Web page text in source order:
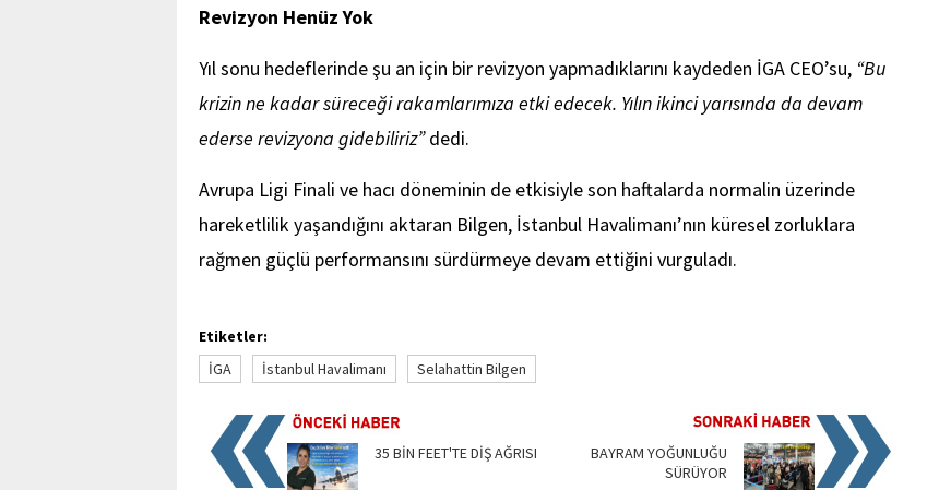
Revizyon Henüz Yok
Yıl sonu hedeflerinde şu an için bir revizyon yapmadıklarını kaydeden İGA CEO’su, “Bu
krizin ne kadar süreceği rakamlarımıza etki edecek. Yılın ikinci yarısında da devam
ederse revizyona gidebiliriz”dedi.
Avrupa Ligi Finali ve hacı döneminin de etkisiyle son haftalarda normalin üzerinde
hareketlilik yaşandığını aktaran Bilgen, İstanbul Havalimanı’nın küresel zorluklara
rağmen güçlü performansını sürdürmeye devam ettiğini vurguladı.
Etiketler:
İGA
İstanbul Havalimanı Selahattin Bilgen
35 BİN FEET'TE DİŞ AĞRISI
BAYRAM YOĞUNLUĞU
SÜRÜYOR